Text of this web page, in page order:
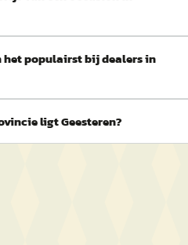
het populairst bij dealers in
ligt Geesteren?